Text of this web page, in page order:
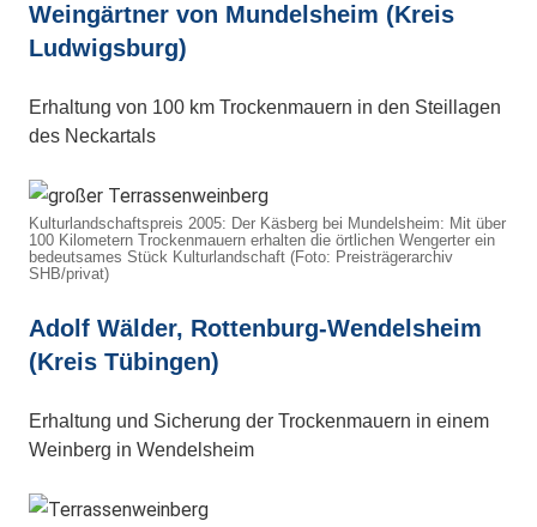
Weingärtner von Mundelsheim (Kreis
Ludwigsburg)
Erhaltung von 100 km Trockenmauern in den Steillagen
des Neckartals
Kulturlandschaftspreis 2005: Der Käsberg bei Mundelsheim: Mit über
100 Kilometern Trockenmauern erhalten die örtlichen Wengerter ein
bedeutsames Stück Kulturlandschaft (Foto: Preisträgerarchiv
SHB/privat)
Adolf Wälder, Rottenburg-Wendelsheim
(Kreis Tübingen)
Erhaltung und Sicherung der Trockenmauern in einem
Weinberg in Wendelsheim